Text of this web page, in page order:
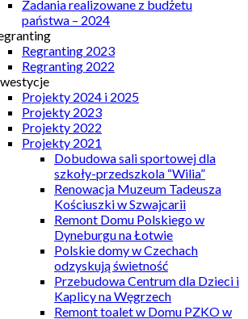
Zadania realizowane z budżetu
państwa – 2024
Regranting 2023
Regranting 2022
Projekty 2024 i 2025
Projekty 2023
Projekty 2022
Projekty 2021
Dobudowa sali sportowej dla
szkoły-przedszkola “Wilia”
Renowacja Muzeum Tadeusza
Kościuszki w Szwajcarii
Remont Domu Polskiego w
Dyneburgu na Łotwie
Polskie domy w Czechach
odzyskują świetność
Przebudowa Centrum dla Dzieci i
Kaplicy na Węgrzech
Remont toalet w Domu PZKO w